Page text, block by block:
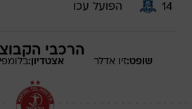
14 הפועל עכו
הרכבי
שופט:זיו אדלר אצטדיון: